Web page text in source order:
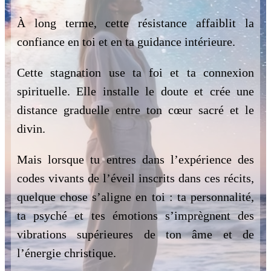
À long terme, cette résistance affaiblit la
confiance en toi et en ta guidance intérieure.
Cette stagnation use ta foi et ta connexion
spirituelle. Elle installe le doute et crée une
distance graduelle entre ton cœur sacré et le
divin.
Mais lorsque tu entres dans l’expérience des
codes vivants de l’éveil inscrits dans ces récits,
quelque chose s’aligne en toi : ta personnalité,
ta psyché et tes émotions s’imprègnent des
vibrations supérieures de ton âme et de
l’énergie christique.